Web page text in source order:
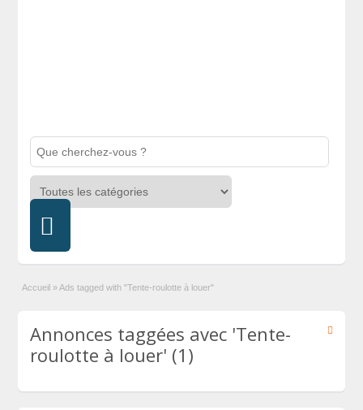
Accueil » Ads tagged with "Tente-roulotte à louer"
Annonces taggées avec 'Tente-
roulotte à louer' (1)